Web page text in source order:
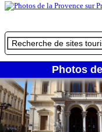
Photos